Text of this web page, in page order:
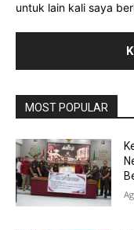
untuk lain kali saya
MOST POPULAR